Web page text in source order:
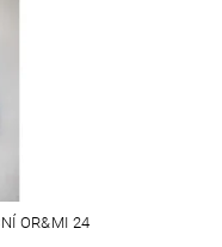
OR&MI 24